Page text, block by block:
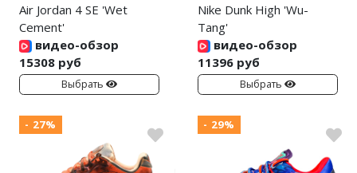
Air Jordan 4 SE 'Wet
Cement'
видео-обзор
15308 руб
Выбрать
Nike Dunk High 'Wu-
Tang'
видео-обзор
11396 руб
Выбрать
- 27% - 29%